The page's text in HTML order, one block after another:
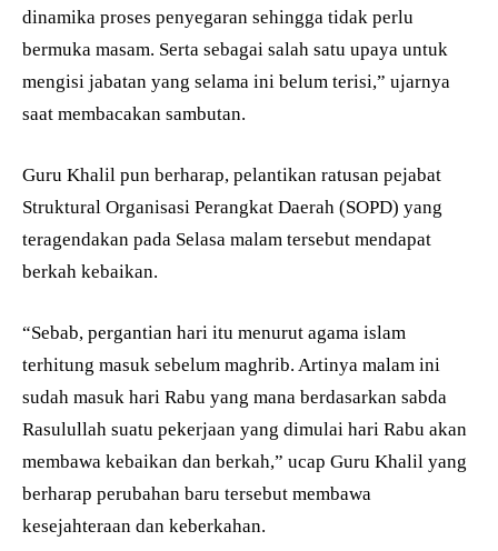
dinamika proses penyegaran sehingga tidak perlu
bermuka masam. Serta sebagai salah satu upaya untuk
mengisi jabatan yang selama ini belum terisi,” ujarnya
saat membacakan sambutan.
Guru Khalil pun berharap, pelantikan ratusan pejabat
Struktural Organisasi Perangkat Daerah (SOPD) yang
teragendakan pada Selasa malam tersebut mendapat
berkah kebaikan.
“Sebab, pergantian hari itu menurut agama islam
terhitung masuk sebelum maghrib. Artinya malam ini
sudah masuk hari Rabu yang mana berdasarkan sabda
Rasulullah suatu pekerjaan yang dimulai hari Rabu akan
membawa kebaikan dan berkah,” ucap Guru Khalil yang
berharap perubahan baru tersebut membawa
kesejahteraan dan keberkahan.